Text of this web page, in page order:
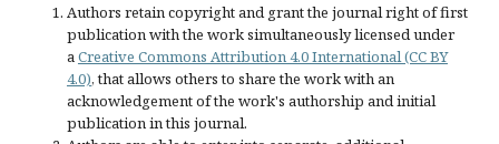
Authors retain copyright and grant the journal right of first
publication with the work simultaneously licensed under
aCreative Commons Attribution 4.0 International (CC BY
4.0), that allows others to share the work with an
acknowledgement of the work's authorship and initial
publication in this journal.